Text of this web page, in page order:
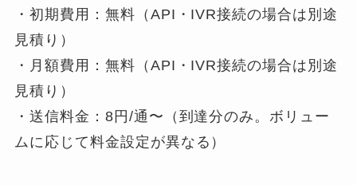
・初期費用：無料（API・IVR接続の場合は別途
見積り）
・月額費用：無料（API・IVR接続の場合は別途
見積り）
・送信料金：8円/通〜（到達分のみ。ボリュー
ムに応じて料金設定が異なる）